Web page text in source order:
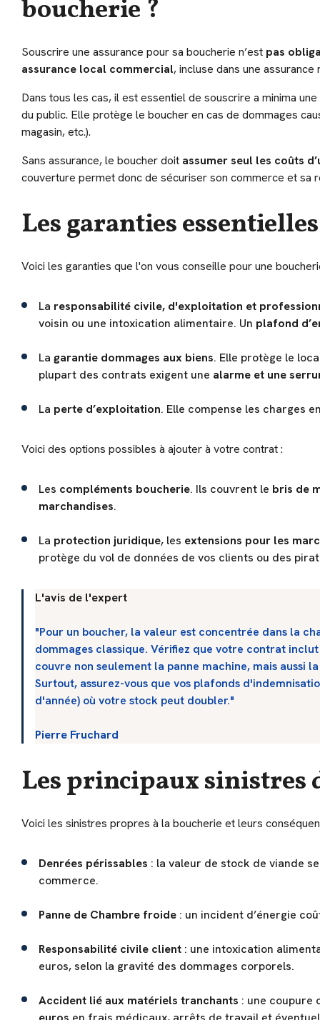
boucherie ?
Souscrire une assurance pour sa boucherie n’est pas
assurance local commercial, incluse dans une assurance
Dans tous les cas, il est essentiel de souscrire a minima une
du public. Elle protège le boucher en cas de dommages
magasin, etc.).
Sans assurance, le boucher doit assumer seul les coûts
couverture permet donc de sécuriser son commerce et sa
Les garanties
Voici les garanties que l'on vous conseille pour une
La responsabilité civile, d'exploitation et
voisin ou une intoxication alimentaire. Un plafond
La garantie dommages aux biens. Elle protège le
plupart des contrats exigent une alarme et une
La perte d’exploitation. Elle compense les charges
Voici des options possibles à ajouter à votre contrat :
Les compléments boucherie. Ils couvrent le bris de
marchandises.
La protection juridique, les extensions pour les
protège du vol de données de vos clients ou des
L'avis de l'expert
"Pour un boucher, la valeur est concentrée dans la
dommages classique. Vérifiez que votre contrat
couvre non seulement la panne machine, mais
Surtout, assurez-vous que vos plafonds
d'année) où votre stock peut doubler."
Pierre Fruchard
Les principaux sinistres
Voici les sinistres propres à la boucherie et leurs
Denrées périssables : la valeur de stock de viande
commerce.
Panne de Chambre froide : un incident d’énergie
Responsabilité civile client : une intoxication
euros, selon la gravité des dommages corporels.
Accident lié aux matériels tranchants : une coupure